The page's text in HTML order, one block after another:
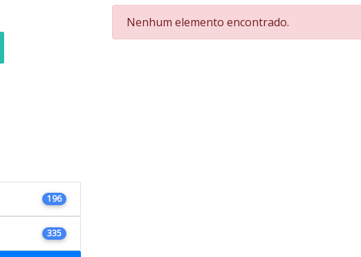
196
335
Nenhum elemento encontrado.